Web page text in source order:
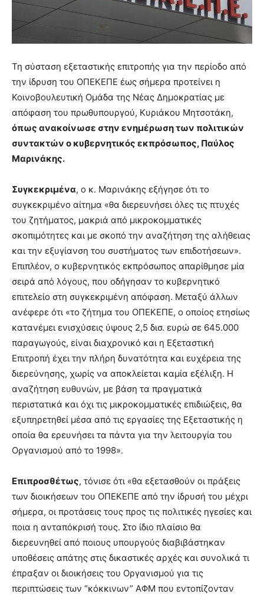
Τη σύσταση εξεταστικής επιτροπής για την περίοδο από
την ίδρυση του ΟΠΕΚΕΠΕ έως σήμερα προτείνει η
Κοινοβουλευτική Ομάδα της Νέας Δημοκρατίας με
απόφαση του πρωθυπουργού, Κυριάκου Μητσοτάκη,
όπως ανακοίνωσε στην ενημέρωση των πολιτικών
συντακτών ο κυβερνητικός εκπρόσωπος, Παύλος
Μαρινάκης.
Συγκεκριμένα, ο κ. Μαρινάκης εξήγησε ότι το
συγκεκριμένο αίτημα «θα διερευνήσει όλες τις πτυχές
του ζητήματος, μακριά από μικροκομματικές
σκοπιμότητες και με σκοπό την αναζήτηση της αλήθειας
και την εξυγίανση του συστήματος των επιδοτήσεων».
Επιπλέον, ο κυβερνητικός εκπρόσωπος απαρίθμησε μία
σειρά από λόγους, που οδήγησαν το κυβερνητικό
επιτελείο στη συγκεκριμένη απόφαση. Μεταξύ άλλων
ανέφερε ότι «το ζήτημα του ΟΠΕΚΕΠΕ, ο οποίος ετησίως
κατανέμει ενισχύσεις ύψους 2,5 δισ. ευρώ σε 645.000
παραγωγούς, είναι διαχρονικό και η Εξεταστική
Επιτροπή έχει την πλήρη δυνατότητα και ευχέρεια της
διερεύνησης, χωρίς να αποκλείεται καμία εξέλιξη. Η
αναζήτηση ευθυνών, με βάση τα πραγματικά
περιστατικά και όχι τις μικροκομματικές επιδιώξεις, θα
εξυπηρετηθεί μέσα από τις εργασίες της Εξεταστικής η
οποία θα ερευνήσει τα πάντα για την λειτουργία του
Οργανισμού από το 1998».
Επιπροσθέτως, τόνισε ότι «θα εξετασθούν οι πράξεις
των διοικήσεων του ΟΠΕΚΕΠΕ από την ίδρυσή του μέχρι
σήμερα, οι προτάσεις τους προς τις πολιτικές ηγεσίες και
ποια η ανταπόκρισή τους. Στο ίδιο πλαίσιο θα
διερευνηθεί από ποιους υπουργούς διαβιβάστηκαν
υποθέσεις απάτης στις δικαστικές αρχές και συνολικά τι
έπραξαν οι διοικήσεις του Οργανισμού για τις
περιπτώσεις των “κόκκινων” ΑΦΜ που εντοπίζονταν